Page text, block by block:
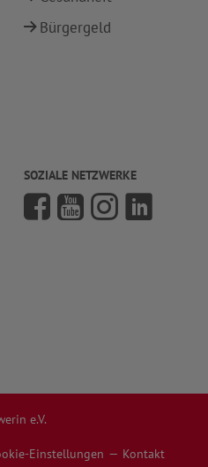
Bürgergeld
SOZIALE NETZWERKE
e.V.
Einstellungen Kontakt